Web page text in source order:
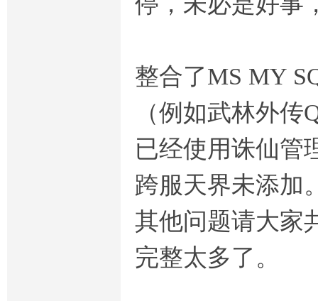
整合了MS MY
（例如武林外
已经使用诛仙管
跨服天界未添加
其他问题请大家
完整太多了。